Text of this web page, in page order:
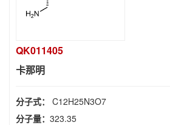
QK011405
卡那明
分子式： C12H25N3O7
分子量： 323.35